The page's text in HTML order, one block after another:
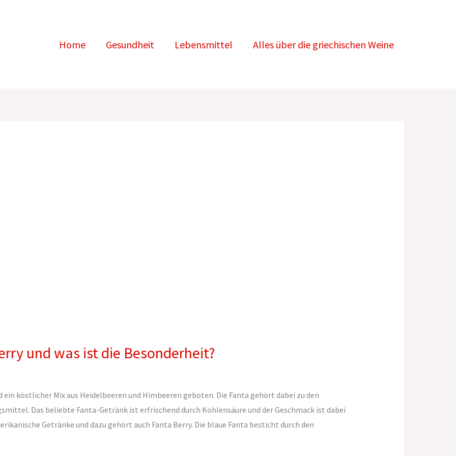
Home Gesundheit Lebensmittel Alles über die griechischen Weine
und was ist die Besonderheit?
köstlicher Mix aus Heidelbeeren und Himbeeren geboten. Die Fanta gehört dabei zu den
Das beliebte Fanta-Getränk ist erfrischend durch Kohlensäure und der Geschmack ist dabei
Getränke und dazu gehört auch Fanta Berry. Die blaue Fanta besticht durch den